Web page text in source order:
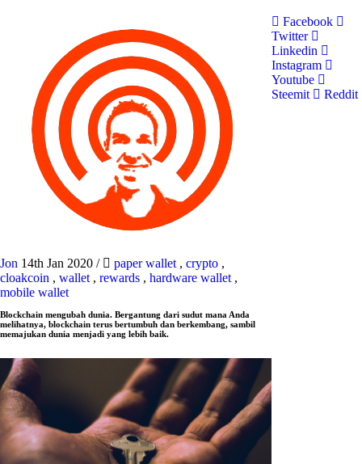
Jon 14th Jan 2020 / paper wallet , crypto ,
cloakcoin , wallet , rewards , hardware wallet ,
mobile wallet
Blockchain mengubah dunia. Bergantung dari sudut mana Anda
melihatnya, blockchain terus bertumbuh dan berkembang, sambil
memajukan dunia menjadi yang lebih baik.
Facebook
Twitter
Linkedin
Instagram
Youtube
Steemit
Reddit